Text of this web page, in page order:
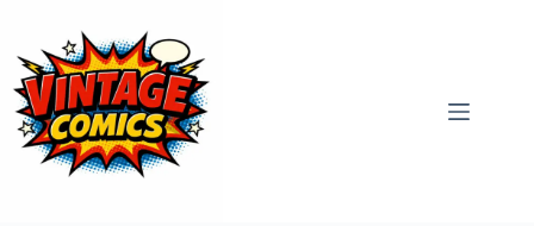
treści